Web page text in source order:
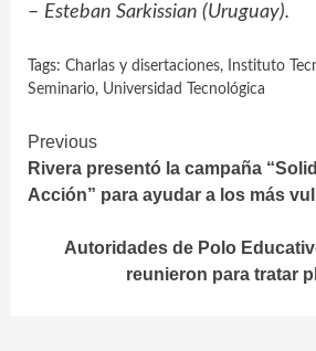
– Esteban Sarkissian (Uruguay).
Tags: Charlas y disertaciones, Instituto
Seminario, Universidad Tecnológica
Continue
Reading
Previous
Rivera presentó la campaña
Acción” para ayudar a los más
Autoridades de Polo
reunieron para tratar